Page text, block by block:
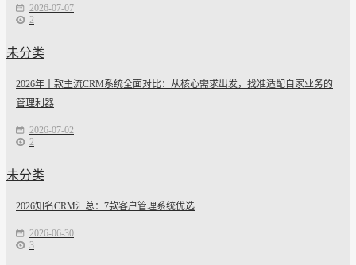
2026-07-07
2
未分类
2026年十款主流CRM系统全面对比：从核心需求出发，找准适配自家业务的
管理利器
2026-07-02
2
未分类
2026知名CRM汇总：7款客户管理系统优选
2026-06-30
3